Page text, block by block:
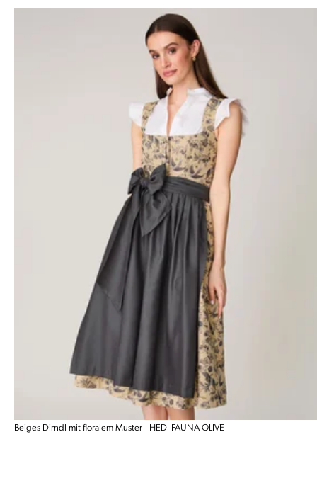
Beiges Dirndl mit floralem Muster - HEDI FAUNA OLIVE